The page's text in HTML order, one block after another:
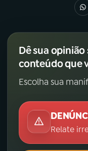
Dê sua
conteúdo que
Escolha sua
Relate